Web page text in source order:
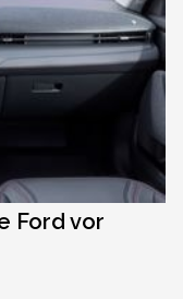
Ford vor